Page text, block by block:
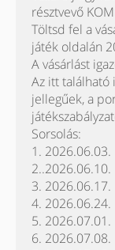
résztvevő
Töltsd fel a
játék oldalán
A vásárlást
Az itt található
jellegűek, a
Sorsolás:
1. 2026.06.03.
2..2026.06.10.
3. 2026.06.17.
4. 2026.06.24.
5. 2026.07.01.
6. 2026.07.08.